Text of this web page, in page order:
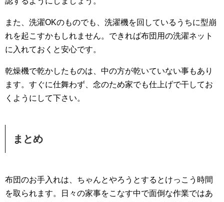
また、洗濯OKのものでも、洗濯機を回しているうちに型崩
れを起こすかもしれません。できれば布団用の洗濯ネット
に入れておくと安心です。
乾燥機で乾かしたものは、中の方が乾いていない事もあり
ます。すぐに仕舞わず、念のため家でも仕上げで干してお
くようにして下さい。
まとめ
布団のお手入れは、ちゃんとやろうとするとけっこう時間
を取られます。日々の家事をこなす中で面倒な作業ではあ